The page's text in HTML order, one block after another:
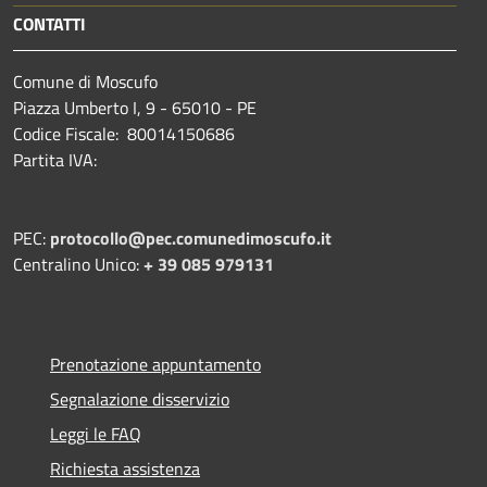
CONTATTI
Comune di Moscufo
Piazza Umberto I, 9 - 65010 - PE
Codice Fiscale: 80014150686
Partita IVA:
PEC: protocollo@pec.comunedimoscufo.it
Centralino Unico:+ 39 085 979131
Prenotazione appuntamento
Segnalazione disservizio
Leggi le FAQ
Richiesta assistenza